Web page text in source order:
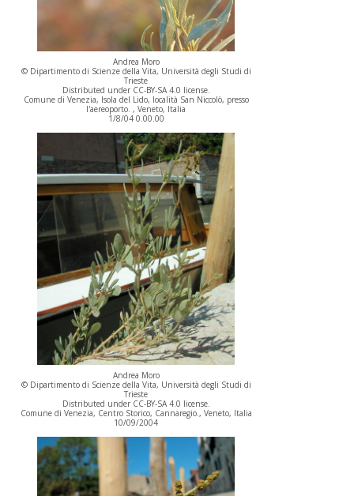
Andrea Moro
© Dipartimento di Scienze della Vita, Università degli Studi di
Trieste
Distributed under CC-BY-SA 4.0 license.
Comune di Venezia, Isola del Lido, località San Niccolò, presso
l'aereoporto. , Veneto, Italia
1/8/04 0.00.00
Andrea Moro
© Dipartimento di Scienze della Vita, Università degli Studi di
Trieste
Distributed under CC-BY-SA 4.0 license.
Comune di Venezia, Centro Storico, Cannaregio., Veneto, Italia
10/09/2004